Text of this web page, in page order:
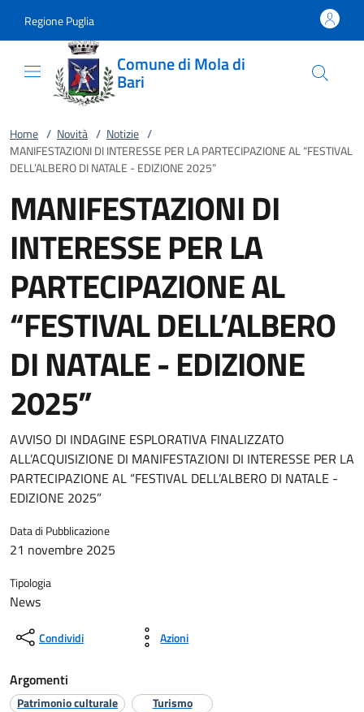
Regione Puglia
Comune di Mola di
Bari
Home / Novità / Notizie /
MANIFESTAZIONI DI INTERESSE PER LA PARTECIPAZIONE AL “FESTIVAL
DELL’ALBERO DI NATALE - EDIZIONE 2025”
MANIFESTAZIONI DI
INTERESSE PER LA
PARTECIPAZIONE AL
“FESTIVAL DELL’ALBERO
DI NATALE - EDIZIONE
2025”
AVVISO DI INDAGINE ESPLORATIVA FINALIZZATO
ALL’ACQUISIZIONE DI MANIFESTAZIONI DI INTERESSE PER LA
PARTECIPAZIONE AL “FESTIVAL DELL’ALBERO DI NATALE -
EDIZIONE 2025”
Data di Pubblicazione
21 novembre 2025
Tipologia
News
Condividi Azioni
Argomenti
Patrimonio culturale Turismo